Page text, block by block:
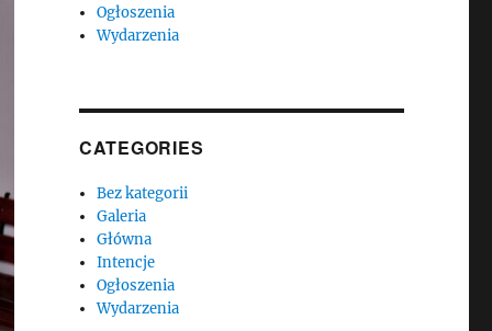
Ogłoszenia
Wydarzenia
CATEGORIES
Bez kategorii
Galeria
Główna
Intencje
Ogłoszenia
Wydarzenia